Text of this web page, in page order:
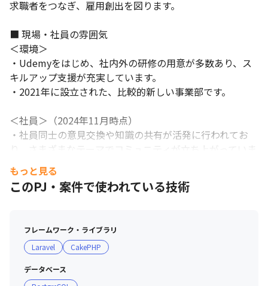
求職者をつなぎ、雇用創出を図ります。
■ 現場・社員の雰囲気
＜環境＞
・Udemyをはじめ、社内外の研修の用意が多数あり、ス
キルアップ支援が充実しています。
・2021年に設立された、比較的新しい事業部です。
＜社員＞（2024年11月時点）
・社員同士の意見交換や知識の共有が活発に行われてお
り、さまざまなテーマでコミュニティが立ち上がっていま
す
・現在、エンジニアチームでは、上記のようなコミュニテ
ィづくりを行っている最中です
（2023年11月現在）
もっと見る
このPJ・案件で使われている技術
フレームワーク・ライブラリ
Laravel
CakePHP
データベース